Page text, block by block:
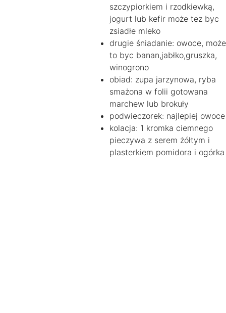
szczypiorkiem i rzodkiewką,
jogurt lub kefir może tez byc
zsiadłe mleko
drugie śniadanie: owoce, może
to byc banan,jabłko,gruszka,
winogrono
obiad: zupa jarzynowa, ryba
smażona w folii gotowana
marchew lub brokuły
podwieczorek: najlepiej owoce
kolacja: 1 kromka ciemnego
pieczywa z serem żółtym i
plasterkiem pomidora i ogórka